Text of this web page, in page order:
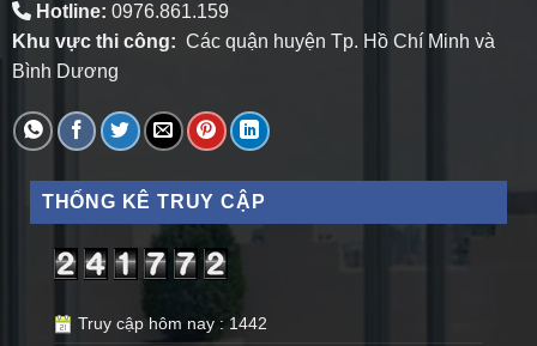
Hotline: 0976.861.159
Khu vực thi công: Các quận huyện Tp. Hồ Chí Minh và
Bình Dương
THỐNG KÊ TRUY CẬP
Truy cập hôm nay : 1442